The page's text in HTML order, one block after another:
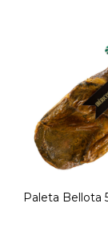
Paleta Bellota